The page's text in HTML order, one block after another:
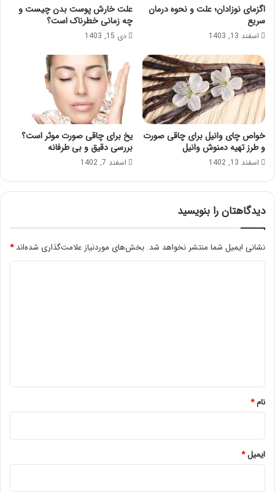
اگزمای نوزادان؛ علت و نحوه درمان
سریع
اسفند 13, 1403
علت خارش پوست بدن چیست و
چه زمانی خطرناک است؟
دی 15, 1403
خواص چای وانیل برای چاقی صورت
و طرز تهیه دمنوش وانیل
اسفند 13, 1402
یخ برای چاقی صورت موثر است؟
بررسی دقیق و بی طرفانه
اسفند 7, 1402
دیدگاهتان را بنویسید
نشانی ایمیل شما منتشر نخواهد شد. بخش‌های موردنیاز علامت‌گذاری شده‌اند*
نام*
ایمیل*